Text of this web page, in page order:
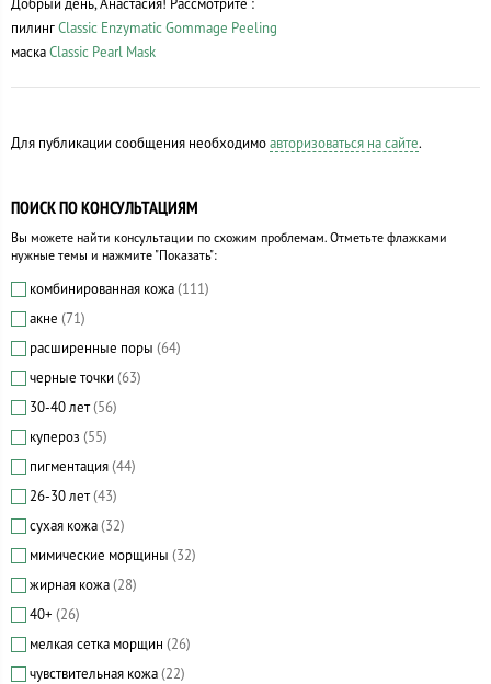
Добрый день, Анастасия! Рассмотрите :
пилинг Classic Enzymatic Gommage Peeling
маска Classic Pearl Mask
Для публикации сообщения необходимо авторизоваться на сайте.
ПОИСК ПО КОНСУЛЬТАЦИЯМ
Вы можете найти консультации по схожим проблемам. Отметьте флажками
нужные темы и нажмите "Показать":
комбинированная кожа (111)
акне (71)
расширенные поры (64)
черные точки (63)
30-40 лет(56)
купероз (55)
пигментация (44)
26-30 лет(43)
сухая кожа (32)
мимические морщины (32)
жирная кожа (28)
40+ (26)
мелкая сетка морщин (26)
чувствительная кожа (22)